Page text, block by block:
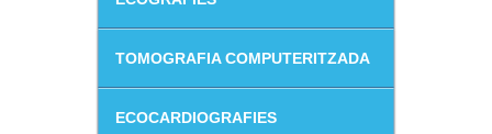
TOMOGRAFIA COMPUTERITZADA
ECOCARDIOGRAFIES